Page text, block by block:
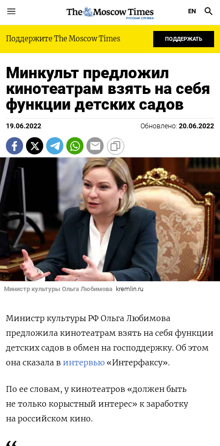
РУССКАЯ СЛУЖБА
EN
Поддержите The Moscow Times ПОДДЕРЖАТЬ
Минкульт предложил
кинотеатрам взять на себя
функции детских садов
19.06.2022 Обновлено: 20.06.2022
Министр культуры Ольга Любимова kremlin.ru
Министр культуры РФ Ольга Любимова
предложила кинотеатрам взять на себя функции
детских садов в обмен на господдержку. Об этом
она сказала в интервью «Интерфаксу».
По ее словам, у кинотеатров «должен быть
не только корыстный интерес» к заработку
на российском кино.